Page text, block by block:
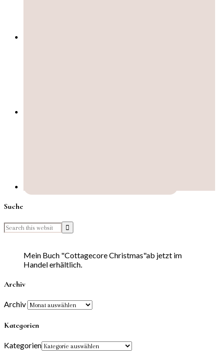
Suche
Mein Buch "Cottagecore Christmas"ab jetzt im
Handel erhältlich.
Archiv
Archiv
Kategorien
Kategorien